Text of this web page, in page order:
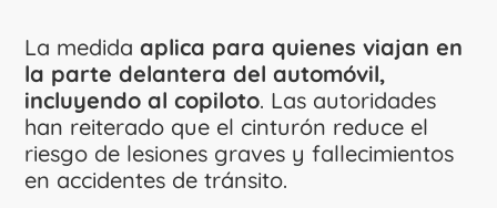
La medida aplica para quienes viajan en
la parte delantera del automóvil,
incluyendo al copiloto. Las autoridades
han reiterado que el cinturón reduce el
riesgo de lesiones graves y fallecimientos
en accidentes de tránsito.